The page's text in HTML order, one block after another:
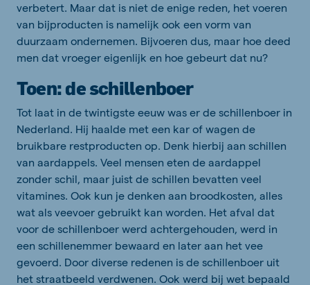
verbetert. Maar dat is niet de enige reden, het voeren
van bijproducten is namelijk ook een vorm van
duurzaam ondernemen. Bijvoeren dus, maar hoe deed
men dat vroeger eigenlijk en hoe gebeurt dat nu?
Toen: de schillenboer
Tot laat in de twintigste eeuw was er de schillenboer in
Nederland. Hij haalde met een kar of wagen de
bruikbare restproducten op. Denk hierbij aan schillen
van aardappels. Veel mensen eten de aardappel
zonder schil, maar juist de schillen bevatten veel
vitamines. Ook kun je denken aan broodkosten, alles
wat als veevoer gebruikt kan worden. Het afval dat
voor de schillenboer werd achtergehouden, werd in
een schillenemmer bewaard en later aan het vee
gevoerd. Door diverse redenen is de schillenboer uit
het straatbeeld verdwenen. Ook werd bij wet bepaald